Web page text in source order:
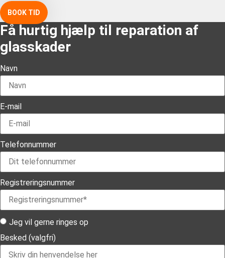
BOOK TID
Få hurtig hjælp til reparation af
glasskader
Navn
E-mail
Telefonnummer
Registreringsnummer
Jeg vil gerne ringes op
Besked (valgfri)